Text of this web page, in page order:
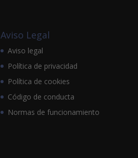
Aviso Legal
Aviso legal
Política de privacidad
Política de cookies
Código de conducta
Normas de funcionamiento